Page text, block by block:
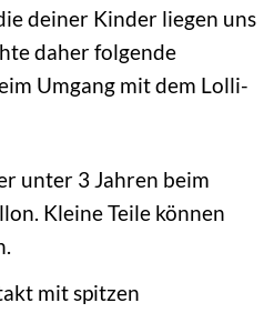
deiner Kinder liegen uns
daher folgende
Umgang mit dem Lolli-
unter 3 Jahren beim
Kleine Teile können
mit spitzen